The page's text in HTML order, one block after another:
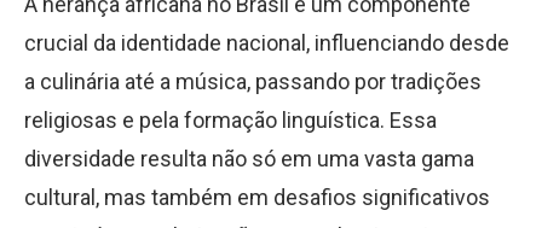
crucial da identidade nacional, influenciando desde
a culinária até a música, passando por tradições
religiosas e pela formação linguística. Essa
diversidade resulta não só em uma vasta gama
cultural, mas também em desafios significativos